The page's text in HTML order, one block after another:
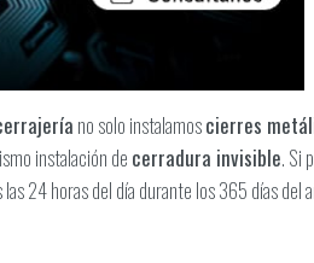
no solo instalamoscierres
instalación de cerradura invisible. Si
24 horas del día durante los 365 días